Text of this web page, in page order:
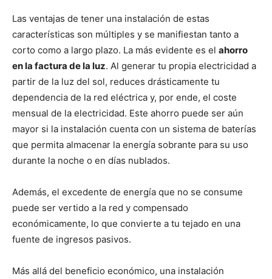
Las ventajas de tener una instalación de estas
características son múltiples y se manifiestan tanto a
corto como a largo plazo. La más evidente es el ahorro
en la factura de la luz. Al generar tu propia electricidad a
partir de la luz del sol, reduces drásticamente tu
dependencia de la red eléctrica y, por ende, el coste
mensual de la electricidad. Este ahorro puede ser aún
mayor si la instalación cuenta con un sistema de baterías
que permita almacenar la energía sobrante para su uso
durante la noche o en días nublados.
Además, el excedente de energía que no se consume
puede ser vertido a la red y compensado
económicamente, lo que convierte a tu tejado en una
fuente de ingresos pasivos.
Más allá del beneficio económico, una instalación